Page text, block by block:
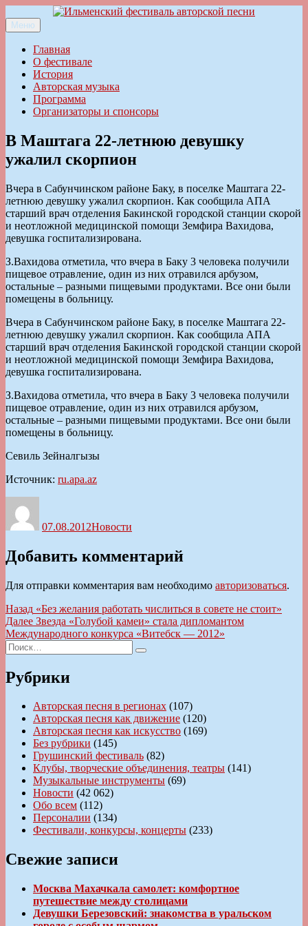
к
содержимому
Ильменский фестиваль авторской песни
Меню
Главная
О фестивале
История
Авторская музыка
Программа
Организаторы и спонсоры
В Маштага 22-летнюю девушку
ужалил скорпион
Вчера в Сабунчинском районе Баку, в поселке Маштага 22-
летнюю девушку ужалил скорпион. Как сообщила АПА
старший врач отделения Бакинской городской станции скорой
и неотложной медицинской помощи Земфира Вахидова,
девушка госпитализирована.
З.Вахидова отметила, что вчера в Баку 3 человека получили
пищевое отравление, один из них отравился арбузом,
остальные – разными пищевыми продуктами. Все они были
помещены в больницу.
Вчера в Сабунчинском районе Баку, в поселке Маштага 22-
летнюю девушку ужалил скорпион. Как сообщила АПА
старший врач отделения Бакинской городской станции скорой
и неотложной медицинской помощи Земфира Вахидова,
девушка госпитализирована.
З.Вахидова отметила, что вчера в Баку 3 человека получили
пищевое отравление, один из них отравился арбузом,
остальные – разными пищевыми продуктами. Все они были
помещены в больницу.
Севиль Зейналгызы
Источник: ru.apa.az
07.08.2012Новости
Добавить комментарий
Для отправки комментария вам необходимо авторизоваться.
Навигация
по
записям
Назад Предыдущая
запись:
«Без желания работать числиться в совете не стоит»
Далее Следующая
запись:
Звезда «Голубой камеи» стала дипломантом
Международного конкурса «Витебск — 2012»
Искать:
Поиск
Рубрики
Авторская песня в регионах (107)
Авторская песня как движение (120)
Авторская песня как искусство (169)
Без рубрики (145)
Грушинский фестиваль (82)
Клубы, творческие объединения, театры (141)
Музыкальные инструменты (69)
Новости (42 062)
Обо всем (112)
Персоналии (134)
Фестивали, конкурсы, концерты (233)
Свежие записи
Москва Махачкала самолет: комфортное
путешествие между столицами
Девушки Березовский: знакомства в уральском